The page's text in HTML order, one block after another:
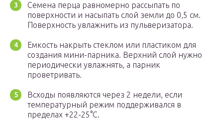
Семена перца равномерно рассыпать по
поверхности и насыпать слой земли до 0,5 см.
Поверхность увлажнить из пульверизатора.
Емкость накрыть стеклом или пластиком для
создания мини-парника. Верхний слой нужно
периодически увлажнять, а парник
проветривать.
Всходы появляются через 2 недели, если
температурный режим поддерживался в
пределах +22-25°С.